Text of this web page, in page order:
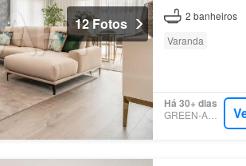
12 Fotos
2 banheiros
Varanda
Há 30+ dias
GREEN-ACRES